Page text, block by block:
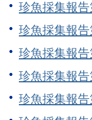
珍魚採集報
珍魚採集報
珍魚採集報
珍魚採集報
珍魚採集報